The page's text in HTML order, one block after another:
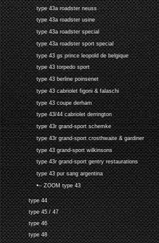
type 43a roadster neuss
type 43a roadster usine
type 43a roadster special
type 43a roadster sport special
type 43 gs prince leopold de belgique
type 43 torpedo sport
type 43 berline poinsenet
type 43 cabriolet figoni & falaschi
type 43 coupe derham
type 43/44 cabriolet derrington
type 43r grand-sport schemke
type 43r grand-sport crosthwaite & gardiner
type 43 grand-sport wilkinsons
type 43r grand-sport gentry restaurations
type 43 pur sang argentina
•-- ZOOM type 43
type 44
type 45 / 47
type 46
type 48